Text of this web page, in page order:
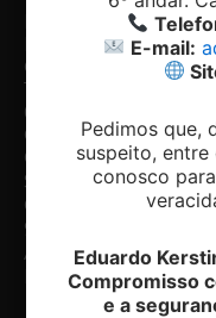
Gonçalves,
1200, 5º e
6º andar -
Centro.
Caxias do
Sul/RS
CEP:
95020-412
Acessar
Mapa
+ 55
E-mail:
Pedimos que,
suspeito,
conosco
Eduardo
Compromisso
e a